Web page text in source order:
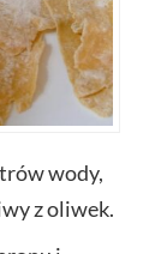
wody,
z oliwek.